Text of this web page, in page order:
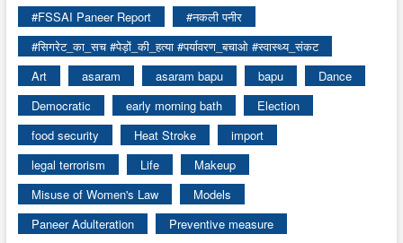
#FSSAI Paneer Report
#नकली पनीर
#सिगरेट_का_सच #पेड़ों_की_हत्या #पर्यावरण_बचाओ #स्वास्थ्य_संकट
Art
asaram asaram bapu bapu
Dance
Democratic
early morning bath
Election
food security
Heat Stroke
import
legal terrorism
Life
Makeup
Misuse of Women's Law
Models
Paneer Adulteration
Preventive measure